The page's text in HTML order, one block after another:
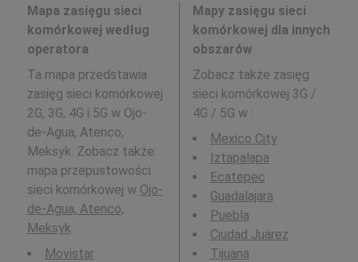
Mapa zasięgu sieci
komórkowej według
operatora
Ta mapa przedstawia
zasięg sieci komórkowej
2G, 3G, 4G i 5G w Ojo-
de-Agua, Atenco,
Meksyk. Zobacz także:
mapa przepustowości
sieci komórkowej w Ojo-
de-Agua, Atenco,
Meksyk
Movistar
Mapy zasięgu sieci
komórkowej dla innych
obszarów
Zobacz także zasięg
sieci komórkowej 3G /
4G / 5G w :
Mexico City
Iztapalapa
Ecatepec
Guadalajara
Puebla
Ciudad Juárez
Tijuana